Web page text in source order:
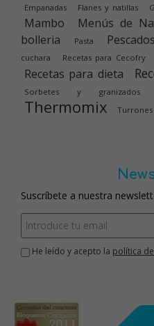
Empanadas Flanes y natillas
Mambo Menús de
bolleria
Pasta Pescados
cuchara
Recetas para Cecofry
Recetas para dieta
Sorbetes y granizados
Thermomix Turrones
Suscríbete a nuestra
He leído y acepto la política